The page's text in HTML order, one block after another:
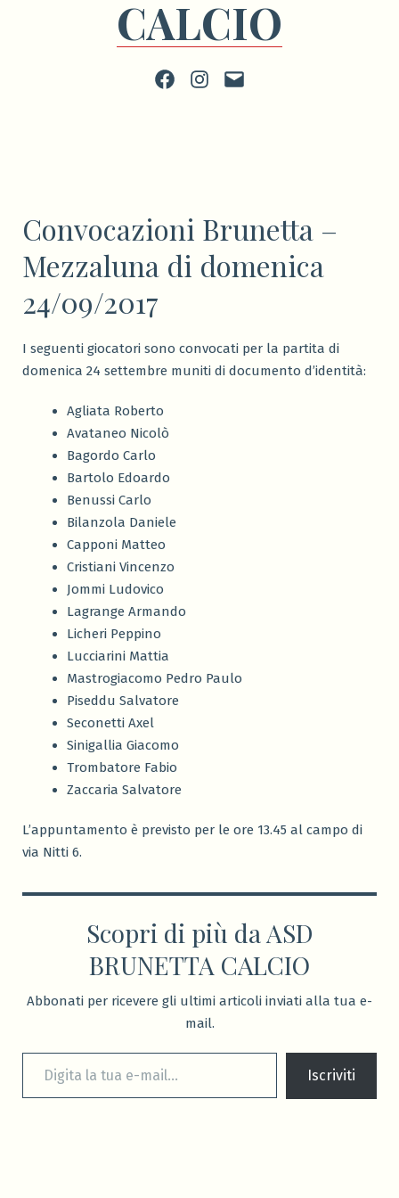
CALCIO
FacebookInstagram
scrivi
Convocazioni Brunetta –
Mezzaluna di domenica
24/09/2017
I seguenti giocatori sono convocati per la partita di
domenica 24 settembre muniti di documento d’identità:
Agliata Roberto
Avataneo Nicolò
Bagordo Carlo
Bartolo Edoardo
Benussi Carlo
Bilanzola Daniele
Capponi Matteo
Cristiani Vincenzo
Jommi Ludovico
Lagrange Armando
Licheri Peppino
Lucciarini Mattia
Mastrogiacomo Pedro Paulo
Piseddu Salvatore
Seconetti Axel
Sinigallia Giacomo
Trombatore Fabio
Zaccaria Salvatore
L’appuntamento è previsto per le ore 13.45 al campo di
via Nitti 6.
Scopri di più da ASD
BRUNETTA CALCIO
Abbonati per ricevere gli ultimi articoli inviati alla tua e-
mail.
Digita la tua e-mail...
Iscriviti